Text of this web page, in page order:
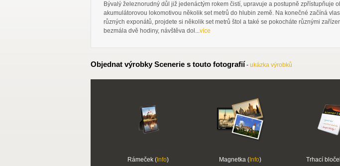
Bývalý železnorudný důl již jedenáctým rokem čistí, upravuje a postupně
akumulátorovou lokomotivou několik set metrů do hlubin země. Na konečné začíná
různých exponátů, projdete si několik set metrů štol a také se pokocháte různými
bezmála dvě hodiny, návštěva dol...více
Objednat výrobky Scenerie s touto fotografií - ukázka výrobků
Rámeček (Info) Magnetka (Info) Trhací